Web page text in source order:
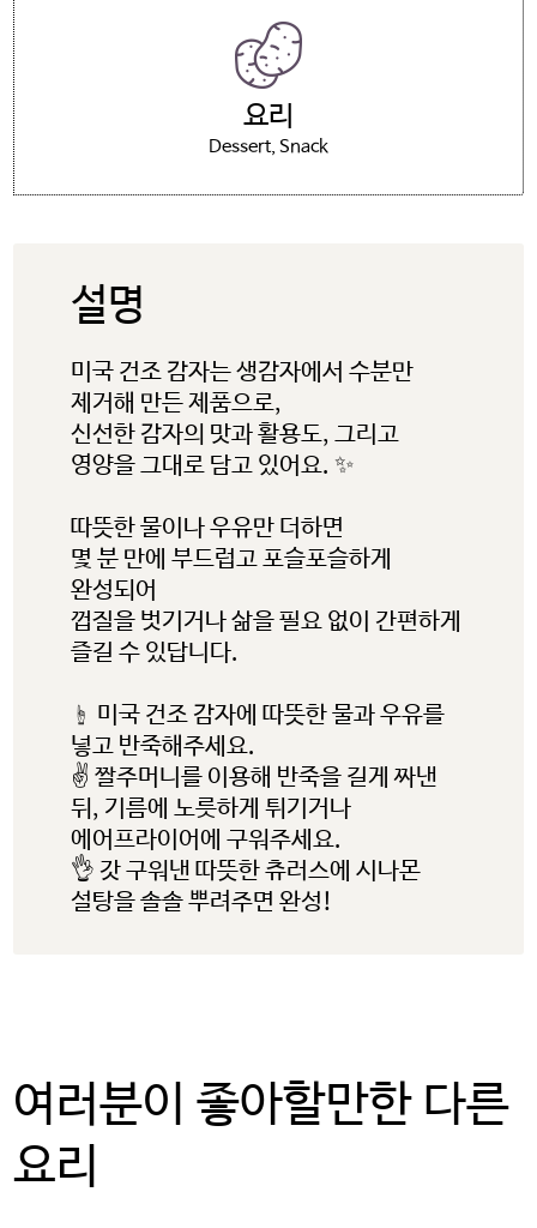
미국 감자협회 경고
링크를 클릭했으며 미국 감자협회
한국지사 웹사이트를 나가려고
합니다. 이 외부링크는 제3자
웹사이트, 회사 또는 단체의 소유로
미국 감자협회는 연결된 링크
내용의 사실과 본질에 대한 책임을
korea.com 으로 돌아가려면
‘취소’를 눌러주시길 바랍니다.
요리
Dessert Snack
설명
미국 건조 감자는 생감자에서 수분만
제거해 만든 제품으로,
신선한 감자의 맛과 활용도, 그리고
영양을 그대로 담고 있어요. ✨
따뜻한 물이나 우유만 더하면
몇 분 만에 부드럽고 포슬포슬하게
완성되어
껍질을 벗기거나 삶을 필요 없이 간편하게
즐길 수 있답니다.
☝️ 미국 건조 감자에 따뜻한 물과 우유를
넣고 반죽해주세요.
✌️ 짤주머니를 이용해 반죽을 길게 짜낸
뒤, 기름에 노릇하게 튀기거나
에어프라이어에 구워주세요.
👌 갓 구워낸 따뜻한 츄러스에 시나몬
설탕을 솔솔 뿌려주면 완성!
여러분이 좋아할만한 다른
요리